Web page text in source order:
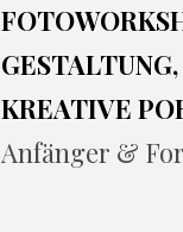
KREATIVE
Anfänger &